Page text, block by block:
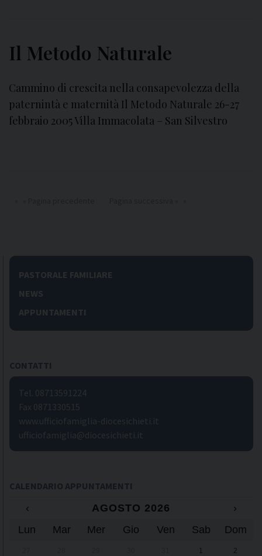
Il Metodo Naturale
Cammino di crescita nella consapevolezza della
paternintà e maternità Il Metodo Naturale 26-27
febbraio 2005 Villa Immacolata – San Silvestro
PASTORALE FAMILIARE
NEWS
APPUNTAMENTI
CONTATTI
Tel. 08713591224
Fax 0871330515
www.ufficiofamiglia-diocesichieti.it
ufficiofamiglia@diocesichieti.it
CALENDARIO APPUNTAMENTI
‹
AGOSTO 2026
›
Lun
Mar Mer Gio Ven Sab Dom
1 2